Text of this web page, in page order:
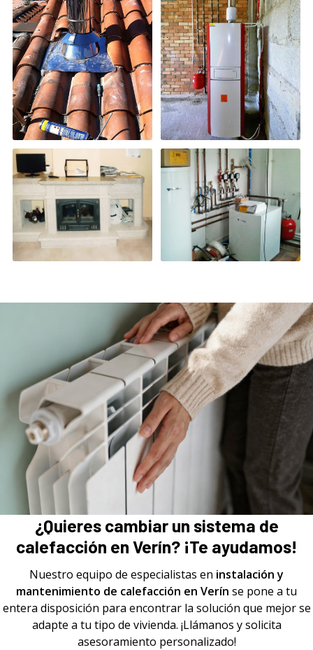
¿Quieres cambiar un sistema de
calefacción en Verín? ¡Te ayudamos!
Nuestro equipo de especialistas en instalación y
mantenimiento de calefacción en Verín se pone a tu
entera disposición para encontrar la solución que mejor se
adapte a tu tipo de vivienda. ¡Llámanos y solicita
asesoramiento personalizado!